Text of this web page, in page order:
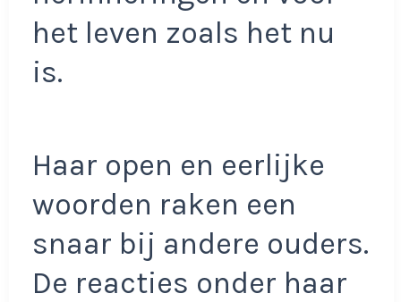
het leven zoals het nu
is.
Haar open en eerlijke
woorden raken een
snaar bij andere ouders.
De reacties onder haar